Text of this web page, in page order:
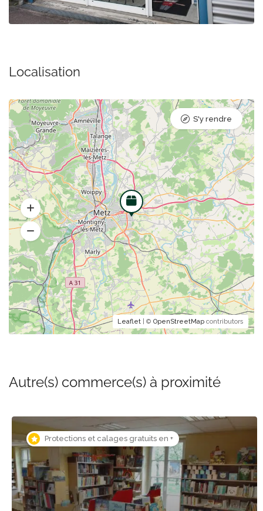
Localisation
Leaflet | © OpenStreetMap contributors
S'y rendre
Autre(s) commerce(s) à proximité
Protections et calages gratuits en +